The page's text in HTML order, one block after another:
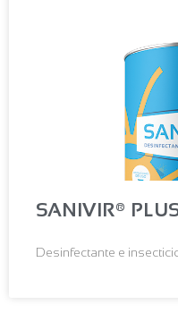
SANIVIR®
Desinfectante e